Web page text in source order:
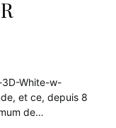
White-w-
et ce, depuis 8
de…